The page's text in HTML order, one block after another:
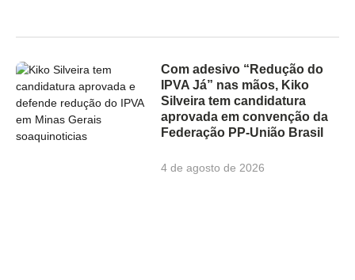
Com adesivo “Redução do
IPVA Já” nas mãos, Kiko
Silveira tem candidatura
aprovada em convenção da
Federação PP-União Brasil
4 de agosto de 2026